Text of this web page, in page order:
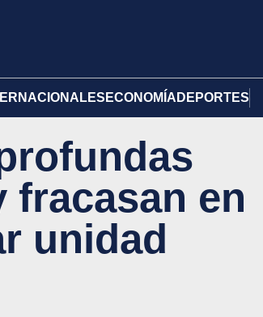
ECONOMÍA DEPORTES
en
unidad